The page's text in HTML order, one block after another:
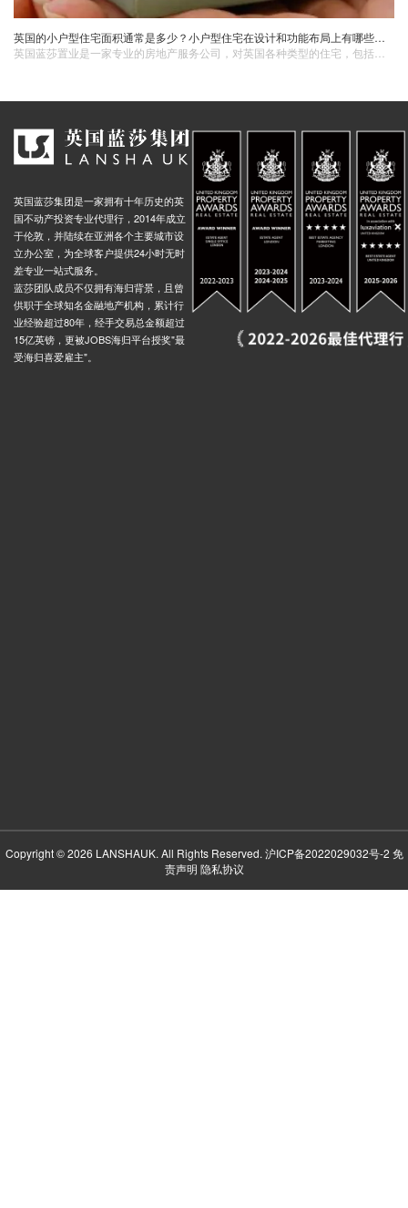
英国的小户型住宅面积通常是多少？小户型住宅在设计和功能布局上有哪些特点以满足居住需求？
英国蓝莎集团是一家拥有十年历史的英
国不动产投资专业代理行，2014年成立
于伦敦，并陆续在亚洲各个主要城市设
立办公室，为全球客户提供24小时无时
差专业一站式服务。
蓝莎团队成员不仅拥有海归背景，且曾
供职于全球知名金融地产机构，累计行
业经验超过80年，经手交易总金额超过
15亿英镑，更被JOBS海归平台授奖"最
受海归喜爱雇主"。
Copyright © 2026 LANSHAUK. All Rights Reserved. 沪ICP备2022029032号-2 免
责声明 隐私协议